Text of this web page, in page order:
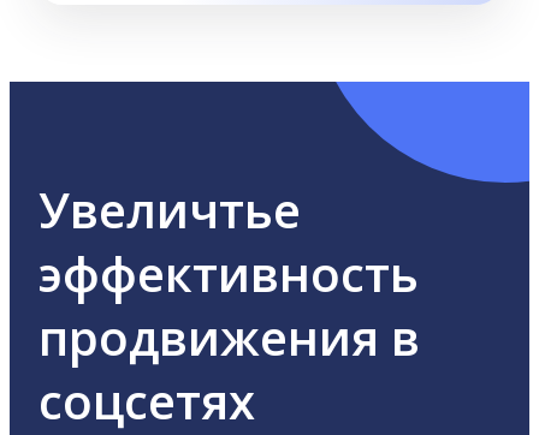
Увеличтье
эффективность
продвижения в
соцсетях